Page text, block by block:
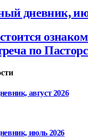
дневник,
по
август 2026
июль 2026